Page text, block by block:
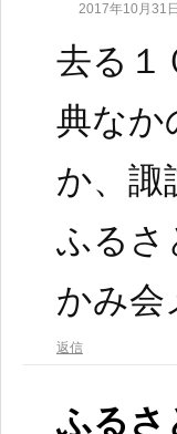
2017年10月31
去る１
典なか
か、諏
ふるさ
かみ会
返信
ふる